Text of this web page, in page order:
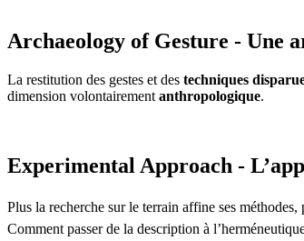
Archaeology of Gesture - Une
La restitution des gestes et des techniques
dimension volontairement anthropologique.
Experimental Approach -
Plus la recherche sur le terrain affine ses
Comment passer de la description à